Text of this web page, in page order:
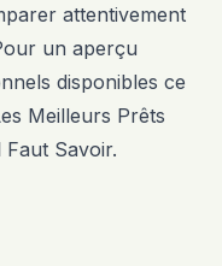
attentivement
un aperçu
disponibles ce
Meilleurs Prêts
Faut Savoir.